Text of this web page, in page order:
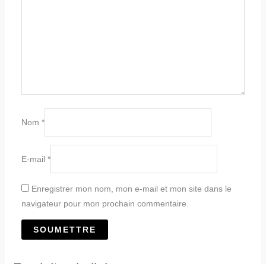
Nom *
E-mail *
Enregistrer mon nom, mon e-mail et mon site dans le
navigateur pour mon prochain commentaire.